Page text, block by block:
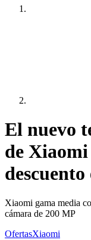
El nuevo
de
Xiaomi gama media
cámara de 200 MP
OfertasXiaomi